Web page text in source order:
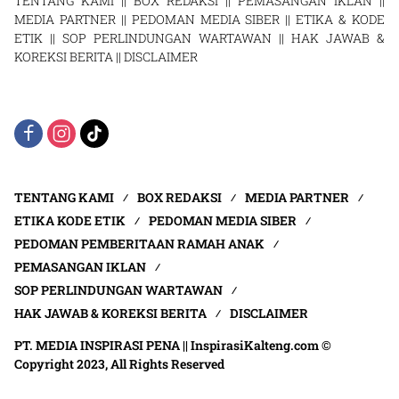
MEDIA PARTNER|| PEDOMAN MEDIA SIBER ||ETIKA & KODE
ETIK || SOP PERLINDUNGAN WARTAWAN || HAK JAWAB &
KOREKSI BERITA || DISCLAIMER
TENTANG KAMI BOX REDAKSI
MEDIA PARTNER
ETIKA KODE ETIK
PEDOMAN MEDIA SIBER
PEDOMAN PEMBERITAAN RAMAH ANAK
PEMASANGAN IKLAN
SOP PERLINDUNGAN WARTAWAN
HAK JAWAB & KOREKSI BERITA
DISCLAIMER
PT. MEDIA INSPIRASI PENA || InspirasiKalteng.com ©
Copyright 2023, All Rights Reserved